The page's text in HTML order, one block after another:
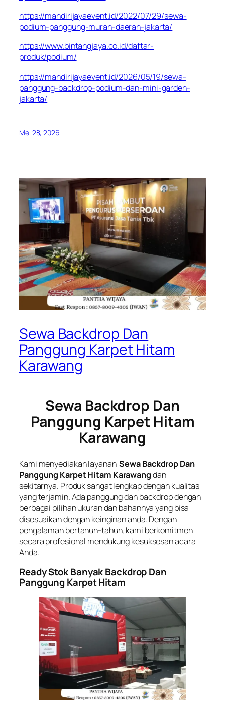
https://mandirijayaevent.id/2022/07/29/sewa-
podium-panggung-murah-daerah-jakarta/
https://www.bintangjaya.co.id/daftar-
produk/podium/
https://mandirijayaevent.id/2026/05/19/sewa-
panggung-backdrop-podium-dan-mini-garden-
jakarta/
Mei 28, 2026
Sewa Backdrop Dan
Panggung Karpet Hitam
Karawang
Sewa Backdrop Dan
Panggung Karpet Hitam
Karawang
Kami menyediakan layanan Sewa Backdrop Dan
Panggung Karpet Hitam Karawangdan
sekitarnya. Produk sangat lengkap dengan kualitas
yang terjamin. Ada panggung dan backdrop dengan
berbagai pilihan ukuran dan bahannya yang bisa
disesuaikan dengan keinginan anda. Dengan
pengalaman bertahun-tahun, kami berkomitmen
secara profesional mendukung kesuksesan acara
Anda.
Ready Stok Banyak Backdrop Dan
Panggung Karpet Hitam